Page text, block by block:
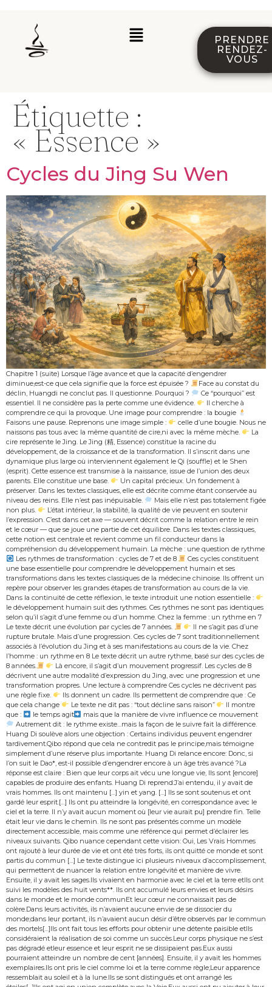
PRENDRE
RENDEZ-
VOUS
Étiquette :
« Essence »
Cycles du Jing Su Wen
Chapitre 1 (suite) Lorsque l’âge avance et que la capacité d’engendrer
diminue,est-ce que cela signifie que la force est épuisée ?
Face au constat du
déclin, Huangdi ne conclut pas. Il questionne. Pourquoi ?
Ce “pourquoi” est
essentiel. Il ne considère pas la perte comme une évidence.
Il cherche à
comprendre ce qui la provoque. Une image pour comprendre : la bougie
Faisons une pause. Reprenons une image simple :
celle d’une bougie. Nous ne
naissons pas tous avec la même quantité de cire,ni avec la même mèche.
La
cire représente le Jing. Le Jing (精, Essence) constitue la racine du
développement, de la croissance et de la transformation. Il s’inscrit dans une
dynamique plus large où interviennent également le Qi (souffle) et le Shen
(esprit). Cette essence est transmise à la naissance, issue de l’union des deux
parents. Elle constitue une base.
Un capital précieux. Un fondement à
préserver. Dans les textes classiques, elle est décrite comme étant conservée au
niveau des reins. Elle n’est pas inépuisable.
Mais elle n’est pas totalement figée
non plus.
L’état intérieur, la stabilité, la qualité de vie peuvent en soutenir
l’expression. C’est dans cet axe — souvent décrit comme la relation entre le rein
et le cœur — que se joue une partie de cet équilibre. Dans les textes classiques,
cette notion est centrale et revient comme un fil conducteur dans la
compréhension du développement humain. La mèche : une question de rythme
Les rythmes de transformation : cycles de 7 et de 8
Ces cycles constituent
une base essentielle pour comprendre le développement humain et ses
transformations dans les textes classiques de la médecine chinoise. Ils offrent un
repère pour observer les grandes étapes de transformation au cours de la vie.
Dans la continuité de cette réflexion, le texte introduit une notion essentielle :
le développement humain suit des rythmes. Ces rythmes ne sont pas identiques
selon qu’il s’agit d’une femme ou d’un homme. Chez la femme : un rythme en 7
Le texte décrit une évolution par cycles de 7 années.
Il ne s’agit pas d’une
rupture brutale. Mais d’une progression. Ces cycles de 7 sont traditionnellement
associés à l’évolution du Jing et à ses manifestations au cours de la vie. Chez
l’homme : un rythme en 8 Le texte décrit un autre rythme, basé sur des cycles de
8 années.
Là encore, il s’agit d’un mouvement progressif. Les cycles de 8
décrivent une autre modalité d’expression du Jing, avec une progression et une
transformation propres. Une lecture à comprendre Ces cycles ne décrivent pas
une règle fixe.
Ils donnent un cadre. Ils permettent de comprendre que : Ce
que cela change
Le texte ne dit pas : “tout décline sans raison”
Il montre
que :
le temps agit
mais que la manière de vivre influence ce mouvement
Autrement dit : le rythme existe…mais la façon de le suivre fait la différence.
Huang Di soulève alors une objection : Certains individus peuvent engendrer
tardivement.Qibo répond que cela ne contredit pas le principe,mais témoigne
simplement d’une réserve plus importante. Huang Di relance encore: Donc, si
l’on suit le Dao*, est-il possible d’engendrer encore à un âge très avancé ?La
réponse est claire : Bien que leur corps ait vécu une longue vie, Ils sont [encore]
capables de produire des enfants. Huang Di reprend:J’ai entendu, il y avait de
vrais hommes. Ils ont maintenu […] yin et yang. […] Ils se sont soutenus et ont
gardé leur esprit.[…] Ils ont pu atteindre la longévité, en correspondance avec le
ciel et la terre. Il n’y avait aucun moment où [leur vie aurait pu] prendre fin. Telle
était leur vie dans le chemin. Ils ne sont pas présentés comme un modèle
directement accessible, mais comme une référence qui permet d’éclairer les
niveaux suivants. Qibo nuance cependant cette vision: Oui, Les Vrais Hommes
ont rajouté à leur durée de vie et ont été très forts, ils ont quitté ce monde et sont
partis du commun […] Le texte distingue ici plusieurs niveaux d’accomplissement,
qui permettent de nuancer la relation entre longévité et manière de vivre.
Ensuite, il y avait les sages.Ils vivaient en harmonie avec le ciel et la terre etIls ont
suivi les modèles des huit vents**. Ils ont accumulé leurs envies et leurs désirs
dans le monde et le monde communEt leur cœur ne connaissait pas de
colère.Dans leurs activités, ils n’avaient aucune envie de se dissocier du
monde;dans leur portant, ils n’avaient aucun désir d’être observés par le commun
des mortels[…]Ils ont fait tous les efforts pour obtenir une détente paisible etIls
considéraient la réalisation de soi comme un succès.Leur corps physique ne s’est
pas dégradé etleur essence et leur esprit ne se dissipaient pas.Eux aussi
pourraient atteindre un nombre de cent [années]. Ensuite, il y avait les hommes
exemplaires.Ils ont pris le ciel comme loi et la terre comme règle;Leur apparence
ressemblait au soleil et à la lune.Ils se sont distingués et ont arrangé les